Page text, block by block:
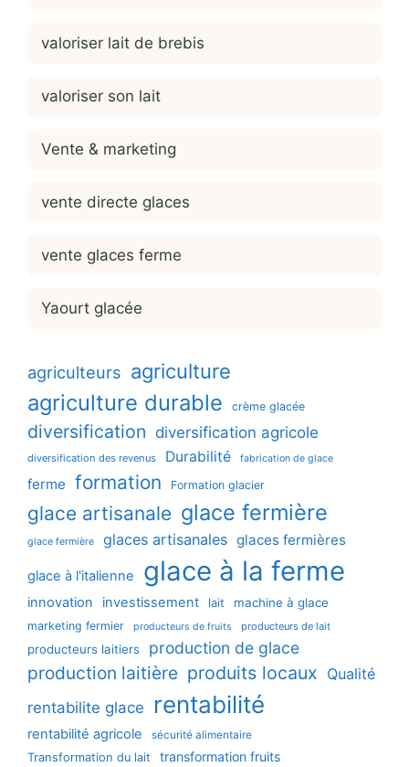
valoriser lait de brebis
valoriser son lait
Vente & marketing
vente directe glaces
vente glaces ferme
Yaourt glacée
agriculteurs agriculture
agriculture durable crème glacée
diversification diversification agricole
diversification des revenus Durabilité fabrication de glace
ferme formation Formation glacier
glace artisanale glace fermière
glace fermière glaces artisanales glaces fermières
glace à l'italienne glace à la ferme
innovation investissement lait machine à glace
marketing fermier producteurs de fruits producteurs de lait
producteurs laitiers production de glace
production laitière produits locaux Qualité
rentabilite glace
rentabilité
rentabilité agricole sécurité alimentaire
Transformation du lait transformation fruits